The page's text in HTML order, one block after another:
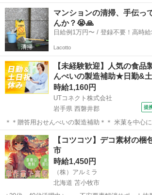
張りを必ず評価してくれる職場なので努力次第で
プロのコーディネーターがサポートします♪ お急ぎ
00...
神奈川 相模原市 カンタン
マンションの清掃、手伝っ
んか？😭🙏
日給例1万円〜 / 登録不要！
Lacotto
【未経験歓迎】人気の食
んべいの製造補助★日勤&
時給1,160円
UTコネクト株式会社
岩手県 西磐井郡
提
＊＊贈答用おせんべいの製造補助＊＊ 米菓を中心に製造をおこなって
います！ 未経験歓迎！ 手順書もあるので安心して
♪ 気さくなメンバーが多く働きやすい職場です！ ＜具体的には…＞ ◆
湿度や温度など設備調整...
岩手 西磐井郡
【コツコツ】デコ素材の
市
時給1,450円
（株）アルミラ
北海道 苫小牧市